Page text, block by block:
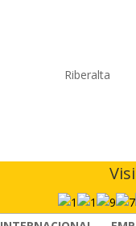
Riberalta
+33°C